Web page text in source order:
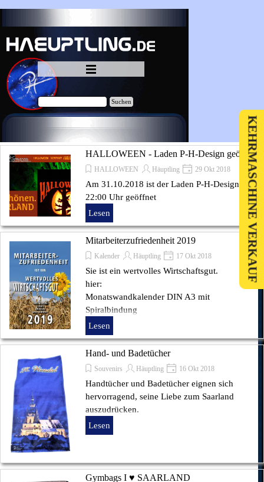
Menü überspringen
Suchen
HALLOWEEN - Laden P-H-Design geöffnet
HALLOWEEN Häuptling 29 Okt 2018
Am 31.10.2018 ist der Laden P-H-Design bis
22:00 Uhr geöffnet
Lesen
Mitarbeiterzufriedenheit 2019
Kalender Häuptling 17 Okt 2018
Sie ist ein wertvolles Wirtschaftsgut.
hier:
Monatswandkalender DIN A3 mit
Spiralbindung
Lesen
Hand- und Badetücher
Souvenirs Häuptling 16 Okt 2018
Handtücher und Badetücher eignen sich
hervorragend, seine Liebe zum Saarland
auszudrücken.
Lesen
Gymbags I ♥ SAARLAND
KEHRMASCHINE VERKAUF